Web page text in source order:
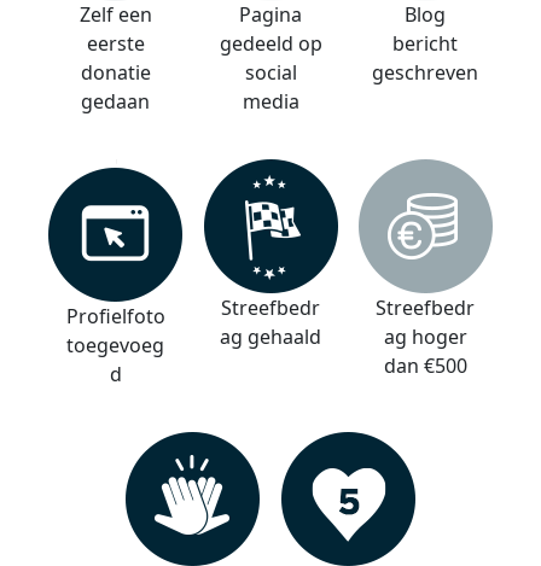
Zelf een
eerste
donatie
gedaan
Pagina
gedeeld op
social
media
Blog
bericht
geschreven
Profielfoto
toegevoeg
d
Streefbedr
ag gehaald
Streefbedr
ag hoger
dan €500